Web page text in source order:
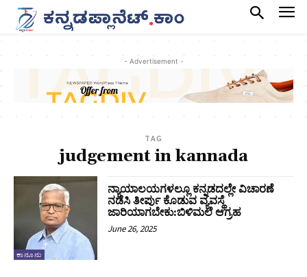
- Advertisement -
TAG
judgement in kannada
ಕಾನೂನು
ನ್ಯಾಯಾಲಯಗಳಲ್ಲೂ ಕನ್ನಡದಲ್ಲೇ ವಿಚಾರಣೆ
ನಡೆಸಿ ತೀರ್ಪು ಕೊಡುವ ವ್ಯವಸ್ಥೆ
ಜಾರಿಯಾಗಬೇಕು:ಬಿಳಿಮಲೆ ಆಗ್ರಹ
June 26, 2025